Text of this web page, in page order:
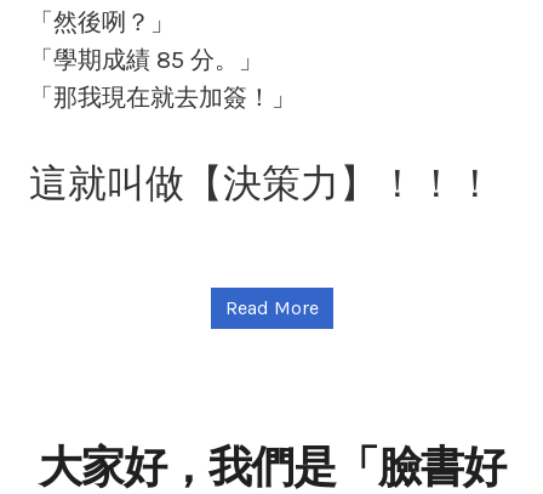
「然後咧？」
「學期成績 85 分。」
「那我現在就去加簽！」
這就叫做【決策力】！！！
Read More
大家好，我們是「臉書好